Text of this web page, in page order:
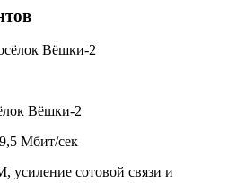
Вёшки-2
Мбит/сек
усиление сотовой связи и